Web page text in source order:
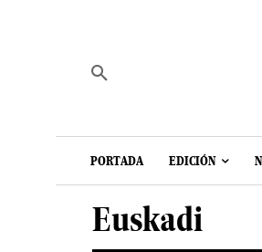
PORTADA EDICIÓN
Euskadi